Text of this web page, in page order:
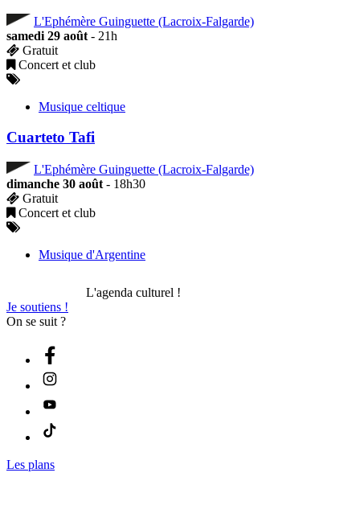
L'Ephémère Guinguette (Lacroix-Falgarde)
samedi 29 août - 21h
Gratuit
Concert et club
Musique celtique
Cuarteto Tafi
L'Ephémère Guinguette (Lacroix-Falgarde)
dimanche 30 août - 18h30
Gratuit
Concert et club
Musique d'Argentine
L'agenda culturel !
Je soutiens !
On se suit ?
Les plans